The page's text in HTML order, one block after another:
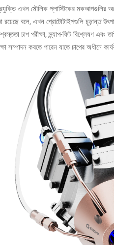
এখন মৌলিক প্লাস্টিকের মকআপগুলির
রয়েছে বলে, এখন প্রোটোটাইপগুলি চূড়ান্ত
চাপ পরীক্ষা, স্ন্যাপ-ফিট বিশ্লেষণ
সম্পাদন করতে পারেন যাতে চাপের অধীনে